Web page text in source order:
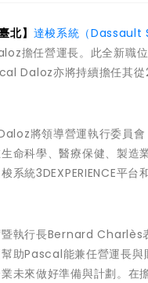
北】 達梭系統（Dassault
擔任營運長。此全新職
Daloz亦將持續擔任其從
將領導營運執行委
命科學、醫療保健、製
系統3DEXPERIENCE平
執行長Bernard Charlès
助Pascal能兼任營運長
未來做好準備與計劃。